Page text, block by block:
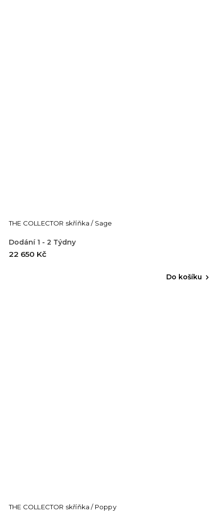
THE COLLECTOR skříňka / Sage
Dodání 1 - 2 Týdny
22 650 Kč
Do košíku
THE COLLECTOR skříňka / Poppy